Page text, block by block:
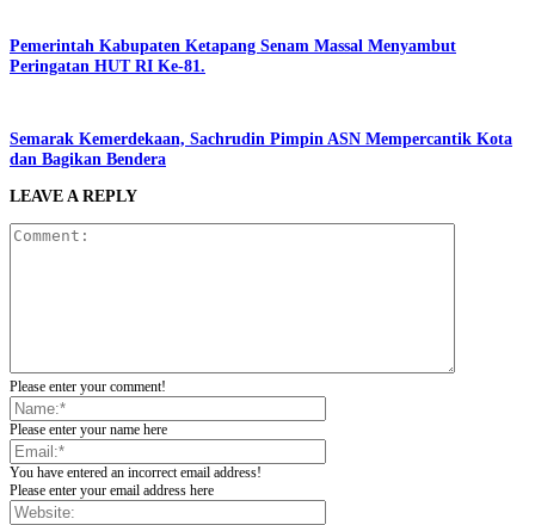
Pemerintah Kabupaten Ketapang Senam Massal Menyambut
Peringatan HUT RI Ke-81.
Semarak Kemerdekaan, Sachrudin Pimpin ASN Mempercantik Kota
dan Bagikan Bendera
LEAVE A REPLY
Please enter your comment!
Please enter your name here
You have entered an incorrect email address!
Please enter your email address here